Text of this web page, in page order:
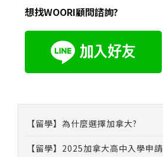
想找WOORI顧問諮詢?
【留學】為什麼選擇加拿大?
【留學】2025加拿大高中入學申請